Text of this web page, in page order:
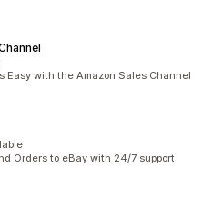
Easy with the Amazon Sales Channel
Orders to eBay with 24/7 support